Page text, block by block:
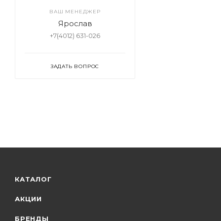
ВАШ МЕНЕДЖЕР
Ярослав
+7(4012) 631-026
ЗАДАТЬ ВОПРОС
КАТАЛОГ
АКЦИИ
БРЕНДЫ